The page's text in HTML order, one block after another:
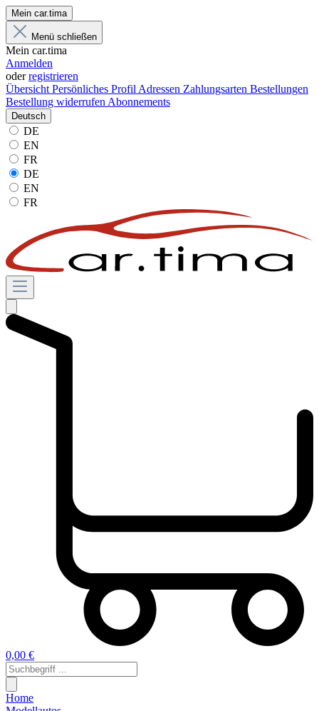
Mein car.tima
Menü schließen
Mein car.tima
Anmelden
oderregistrieren
Übersicht Persönliches Profil Adressen Zahlungsarten Bestellungen
Bestellung widerrufen Abonnements
Deutsch
DE
EN
FR
DE
EN
FR
0,00 €
Home